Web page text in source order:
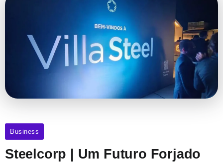
Business
Steelcorp | Um Futuro Forjado